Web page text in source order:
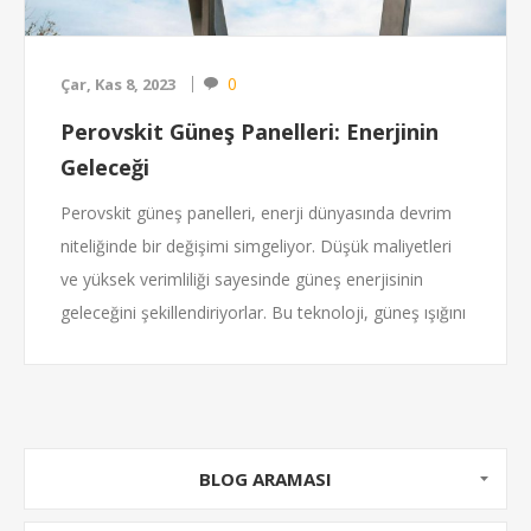
Çar, Kas 8, 2023 0
Perovskit Güneş Panelleri: Enerjinin
Geleceği
Perovskit güneş panelleri, enerji dünyasında devrim
niteliğinde bir değişimi simgeliyor. Düşük maliyetleri
ve yüksek verimliliği sayesinde güneş enerjisinin
geleceğini şekillendiriyorlar. Bu teknoloji, güneş ışığını
ihtiyacının hızla arttığı bir dönemde, perovskit
BLOG ARAMASI